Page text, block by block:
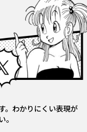
X
。わかりにくい表現が